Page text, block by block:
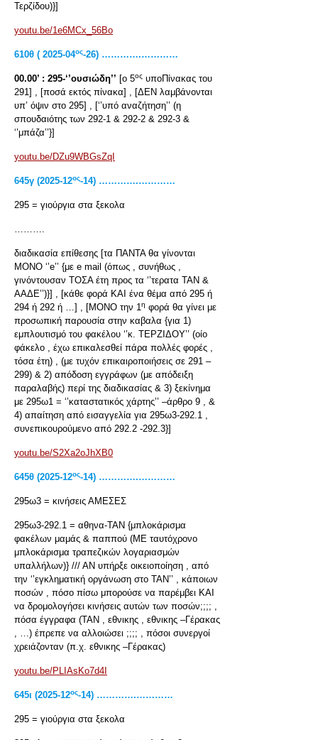
Τερζίδου)}]
youtu.be/1e6MCx_56Bo
610θ ( 2025-04ος-26) ………….…………
00.00’ : 295-‘’ουσιώδη’’ [ο 5ος υποΠίνακας του
291] , [ποσά εκτός πίνακα] , [ΔΕΝ λαμβάνονται
υπ’ όψιν στο 295] , [‘’υπό αναζήτηση’’ (η
σπουδαιότης των 292-1 & 292-2 & 292-3 &
‘’μπάζα’’}]
youtu.be/DZu9WBGsZqI
645γ (2025-12ος-14) ………….…………
295 = γιούργια στα ξεκολα
……….
διαδικασία επίθεσης [τα ΠΑΝΤΑ θα γίνονται
ΜΟΝΟ ‘’e’’ {με e mail (όπως , συνήθως ,
γινόντουσαν ΤΟΣΑ έτη προς τα ‘’τερατα ΤΑΝ &
ΑΑΔΕ’’)}] , [κάθε φορά ΚΑΙ ένα θέμα από 295 ή
294 ή 292 ή …] , [ΜΟΝΟ την 1η φορά θα γίνει με
προσωπική παρουσία στην καβαλα {για 1)
εμπλουτισμό του φακέλου ‘’κ. ΤΕΡΖΙΔΟΥ’’ (οίο
φάκελο , έχω επικαλεσθεί πάρα πολλές φορές ,
τόσα έτη) , (με τυχόν επικαιροποιήσεις σε 291 –
299) & 2) απόδοση εγγράφων (με απόδειξη
παραλαβής) περί της διαδικασίας & 3) ξεκίνημα
με 295ω1 = ‘’καταστατικός χάρτης’’ –άρθρο 9 , &
4) απαίτηση από εισαγγελία για 295ω3-292.1 ,
συνεπικουρούμενο από 292.2 -292.3}]
youtu.be/S2Xa2oJhXB0
645θ (2025-12ος-14) ………….…………
295ω3 = κινήσεις ΑΜΕΣΕΣ
295ω3-292.1 = αθηνα-ΤΑΝ {μπλοκάρισμα
φακέλων μαμάς & παππού (ΜΕ ταυτόχρονο
μπλοκάρισμα τραπεζικών λογαριασμών
υπαλλήλων)} /// ΑΝ υπήρξε οικειοποίηση , από
την ‘’εγκληματική οργάνωση στο ΤΑΝ’’ , κάποιων
ποσών , πόσο πίσω μπορούσε να παρέμβει ΚΑΙ
να δρομολογήσει κινήσεις αυτών των ποσών;;;; ,
πόσα έγγραφα (ΤΑΝ , εθνικης , εθνικης –Γέρακας
, …) έπρεπε να αλλοιώσει ;;;; , πόσοι συνεργοί
χρειάζονταν (π.χ. εθνικης –Γέρακας)
youtu.be/PLIAsKo7d4I
645ι (2025-12ος-14) ………….…………
295 = γιούργια στα ξεκολα